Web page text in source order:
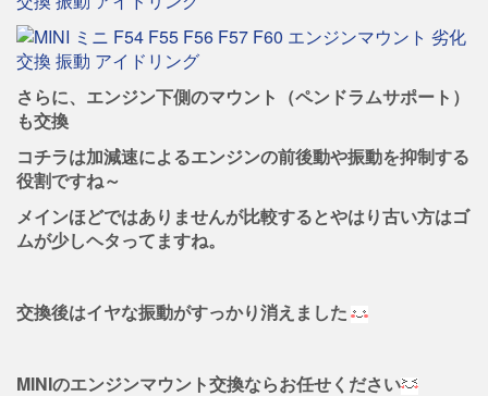
さらに、エンジン下側のマウント（ペンドラムサポート）
も交換
コチラは加減速によるエンジンの前後動や振動を抑制する
役割ですね～
メインほどではありませんが比較するとやはり古い方はゴ
ムが少しヘタってますね。
交換後はイヤな振動がすっかり消えました
MINIのエンジンマウント交換ならお任せください